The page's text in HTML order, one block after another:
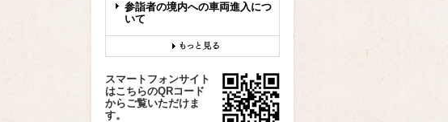
参詣者の境内への車両進入につ
いて
スマートフォンサイト
はこちらのQRコード
からご覧いただけま
す。